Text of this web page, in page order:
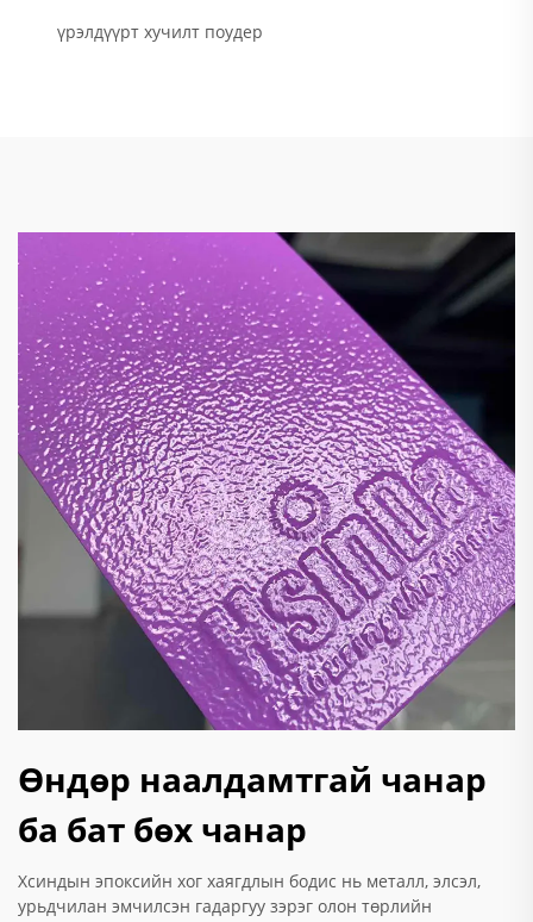
үрэлдүүрт хучилт поудер
Өндөр наалдамтгай чанар
ба бат бөх чанар
Хсиндын эпоксийн хог хаягдлын бодис нь металл, элсэл,
урьдчилан эмчилсэн гадаргуу зэрэг олон төрлийн